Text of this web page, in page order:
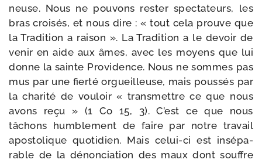
neuse. Nous ne pou­vons res­ter spec­ta­teurs, les
bras croi­sés, et nous dire : « tout cela prouve que
la Tradition a rai­son ». La Tradition a le devoir de
venir en aide aux âmes, avec les moyens que lui
donne la sainte Providence. Nous ne sommes pas
mus par une fier­té orgueilleuse, mais pous­sés par
la cha­ri­té de vou­loir « trans­mettre ce que nous
avons reçu » (1 Co 15, 3). C’est ce que nous
tâchons hum­ble­ment de faire par notre tra­vail
apos­to­lique quo­ti­dien. Mais celui-​ci est insé­pa­
rable de la dénon­cia­tion des maux dont souffre